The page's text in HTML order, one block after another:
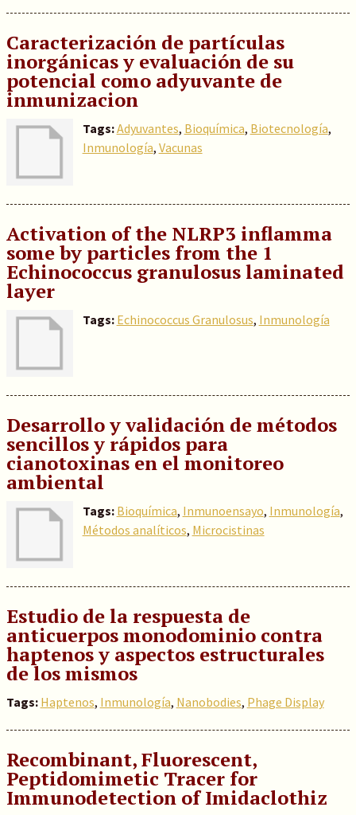
Caracterización de partículas
inorgánicas y evaluación de su
potencial como adyuvante de
inmunizacion
Tags:Adyuvantes, Bioquímica, Biotecnología,
Inmunología, Vacunas
Activation of the NLRP3 inflamma
some by particles from the 1
Echinococcus granulosus laminated
layer
Tags: Echinococcus Granulosus, Inmunología
Desarrollo y validación de métodos
sencillos y rápidos para
cianotoxinas en el monitoreo
ambiental
Tags: Bioquímica, Inmunoensayo, Inmunología,
Métodos analíticos, Microcistinas
Estudio de la respuesta de
anticuerpos monodominio contra
haptenos y aspectos estructurales
de los mismos
Tags: Haptenos, Inmunología, Nanobodies, Phage Display
Recombinant, Fluorescent,
Peptidomimetic Tracer for
Immunodetection of Imidaclothiz